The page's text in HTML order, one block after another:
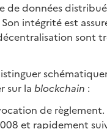
de données
intégrité est
sont
sur la blockchain :
de règlement.
et rapidement